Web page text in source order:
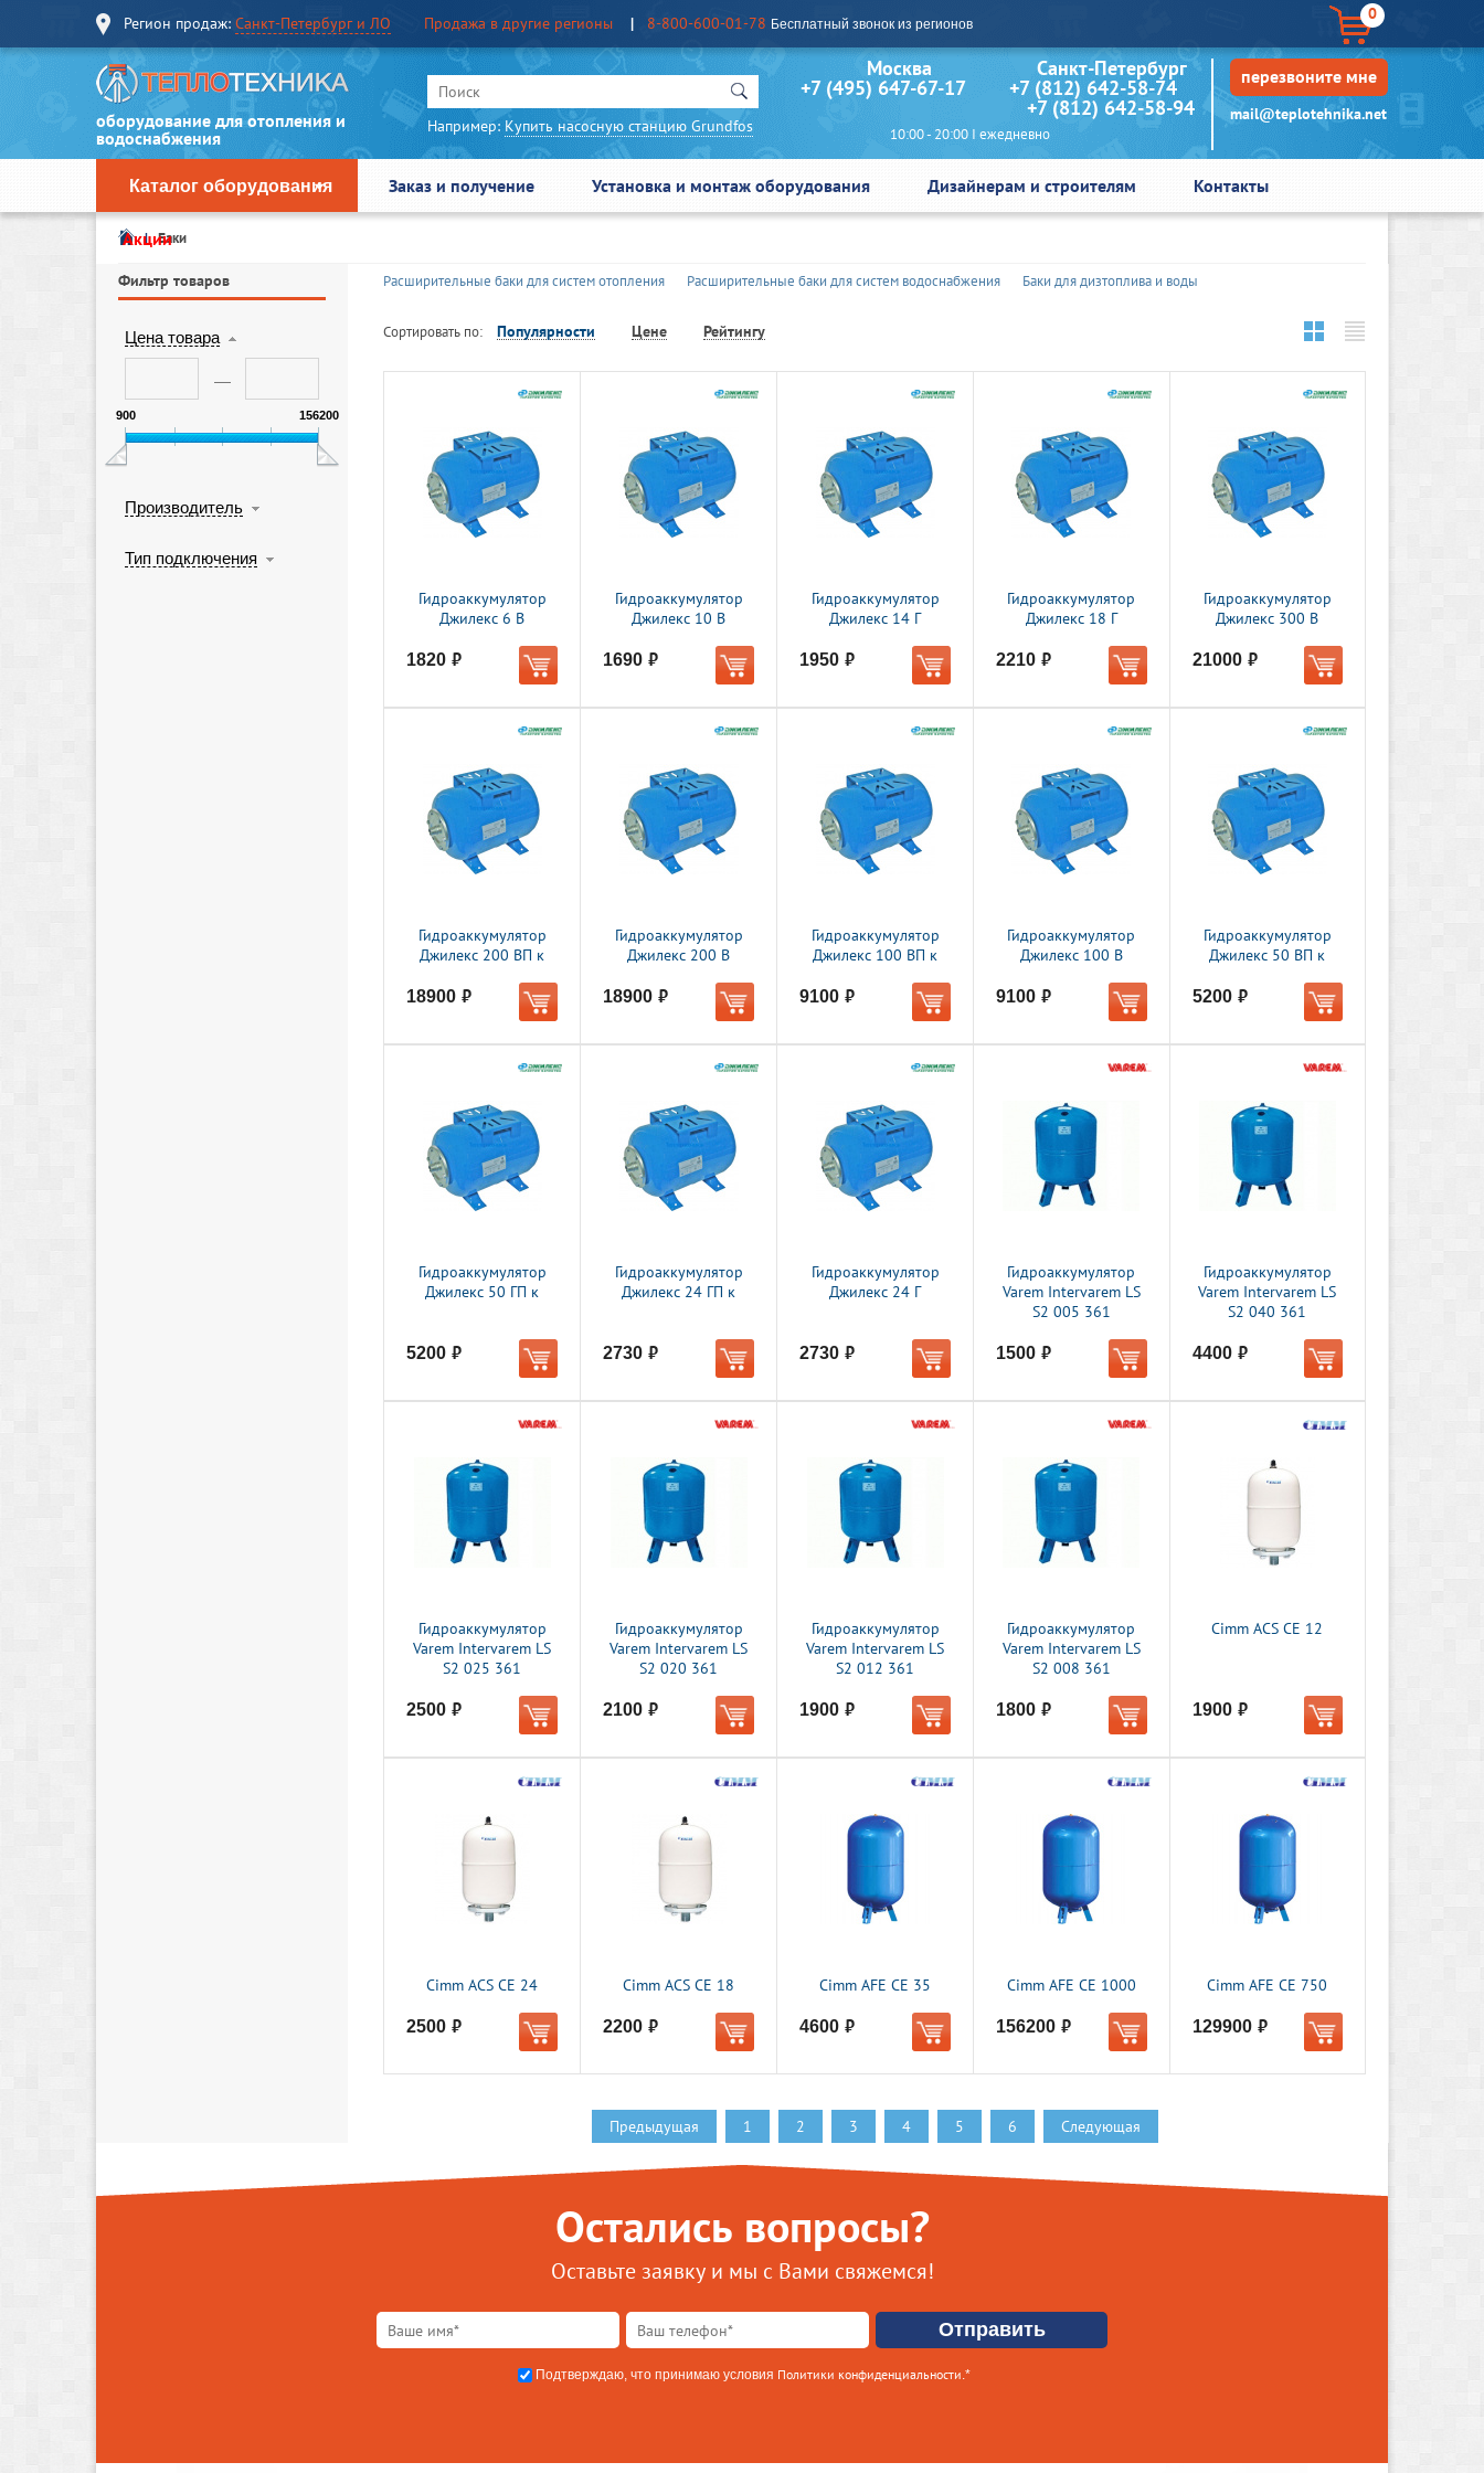
Регион продаж: Санкт-Петербург и ЛО Продажа в другие регионы 8-800-600-01-78 Бесплатный звонок из регионов
0
оборудование для отопления и
водоснабжения
Например: Купить насосную станцию Grundfos
Москва Санкт-Петербург
+7 (495) 647-67-17 +7 (812) 642-58-74
+7 (812) 642-58-94
10:00 - 20:00 I ежедневно
перезвоните мне
mail@teplotehnika.net
Каталог оборудования Заказ и получение Установка и монтаж оборудования Дизайнерам и строителям Контакты
АкцииБаки
Фильтр товаров
Цена товара
900 156200
Производитель
Тип подключения
Расширительные баки для систем отопления Расширительные баки для систем водоснабжения Баки для дизтоплива и воды
Сортировать по: Популярности Цене Рейтингу
Гидроаккумулятор
Джилекс 6 В
1820 руб.
Гидроаккумулятор
Джилекс 10 В
1690 руб.
Гидроаккумулятор
Джилекс 14 Г
1950 руб.
Гидроаккумулятор
Джилекс 18 Г
2210 руб.
Гидроаккумулятор
Джилекс 300 В
21000 руб.
Гидроаккумулятор
Джилекс 200 ВП к
18900 руб.
Гидроаккумулятор
Джилекс 200 В
18900 руб.
Гидроаккумулятор
Джилекс 100 ВП к
9100 руб.
Гидроаккумулятор
Джилекс 100 В
9100 руб.
Гидроаккумулятор
Джилекс 50 ВП к
5200 руб.
Гидроаккумулятор
Джилекс 50 ГП к
5200 руб.
Гидроаккумулятор
Джилекс 24 ГП к
2730 руб.
Гидроаккумулятор
Джилекс 24 Г
2730 руб.
Гидроаккумулятор
Varem Intervarem LS
S2 005 361
1500 руб.
Гидроаккумулятор
Varem Intervarem LS
S2 040 361
4400 руб.
Гидроаккумулятор
Varem Intervarem LS
S2 025 361
2500 руб.
Гидроаккумулятор
Varem Intervarem LS
S2 020 361
2100 руб.
Гидроаккумулятор
Varem Intervarem LS
S2 012 361
1900 руб.
Гидроаккумулятор
Varem Intervarem LS
S2 008 361
1800 руб.
Cimm ACS CE 12
1900 руб.
Cimm ACS CE 24
2500 руб.
Cimm ACS CE 18
2200 руб.
Cimm AFE CE 35
4600 руб.
Cimm AFE CE 1000
156200 руб.
Cimm AFE CE 750
129900 руб.
Предыдущая 1 2 3 4 5 6 Следующая
Остались вопросы?
Оставьте заявку и мы с Вами свяжемся!
Подтверждаю, что принимаю условия Политики конфиденциальности .*